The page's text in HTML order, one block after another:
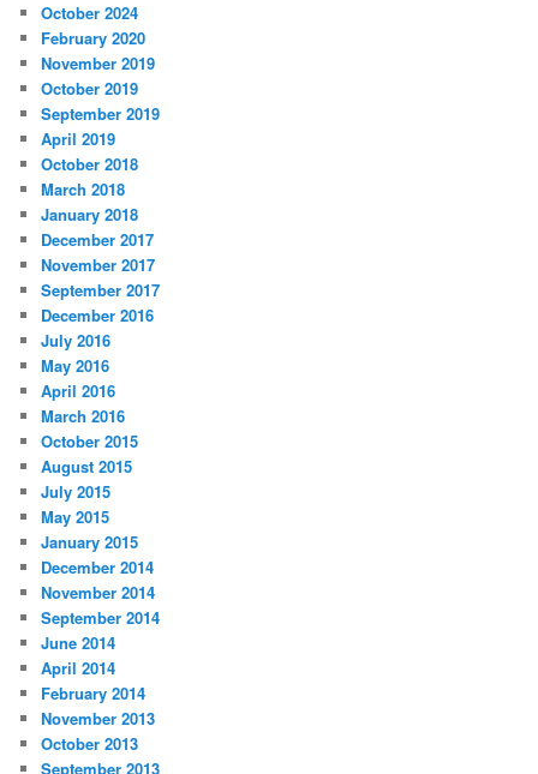
October 2024
February 2020
November 2019
October 2019
September 2019
April 2019
October 2018
March 2018
January 2018
December 2017
November 2017
September 2017
December 2016
July 2016
May 2016
April 2016
March 2016
October 2015
August 2015
July 2015
May 2015
January 2015
December 2014
November 2014
September 2014
June 2014
April 2014
February 2014
November 2013
October 2013
September 2013